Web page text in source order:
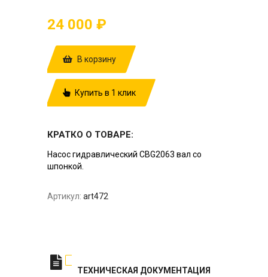
24 000 ₽
В корзину
Купить в 1 клик
КРАТКО О ТОВАРЕ:
Насос гидравлический CBG2063 вал со
шпонкой.
Артикул: art472
ТЕХНИЧЕСКАЯ ДОКУМЕНТАЦИЯ